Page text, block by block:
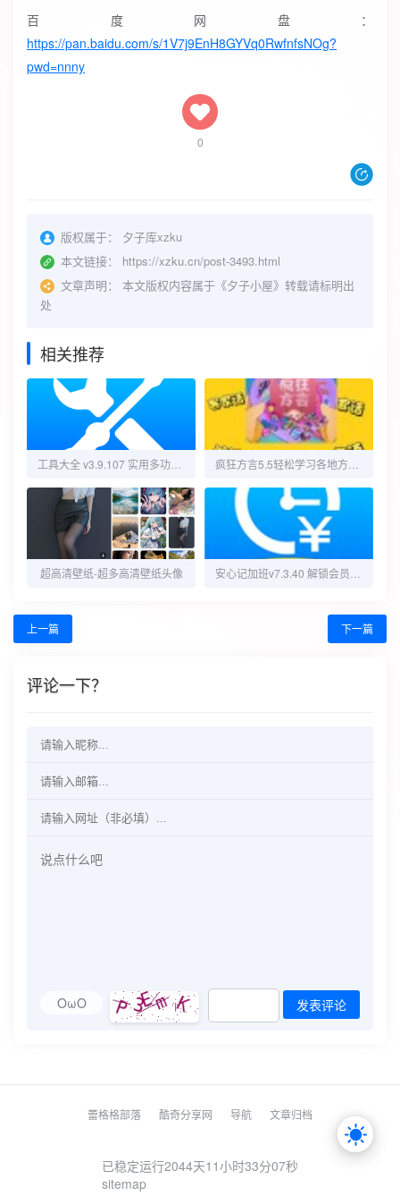
百度网盘：
https://pan.baidu.com/s/1V7j9EnH8GYVq0RwfnfsNOg?
pwd=nnny
0
版权属于：
夕子库xzku
本文链接：
https://xzku.cn/post-3493.html
文章声明：
本文版权内容属于《夕子小屋》转载请标明出
处
相关推荐
超高清壁纸-超多高清壁纸头像
上一篇 下一篇
评论一下？
OωO 发表评论
蕾格格部落 酷奇分享网 导航 文章归档
已稳定运行2044天11小时33分07秒
sitemap